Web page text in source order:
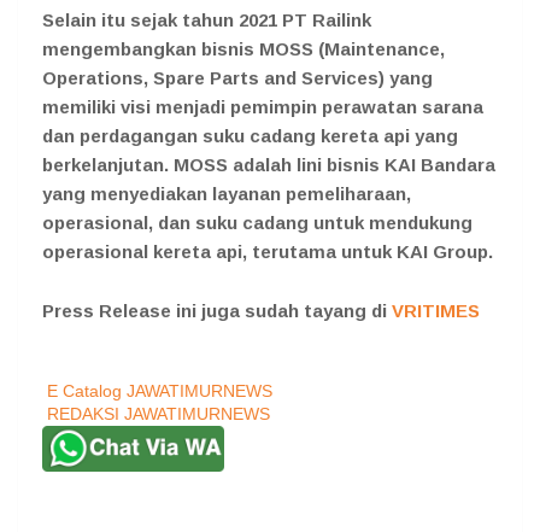
Selain itu sejak tahun 2021 PT Railink
mengembangkan bisnis MOSS (Maintenance,
Operations, Spare Parts and Services) yang
memiliki visi menjadi pemimpin perawatan sarana
dan perdagangan suku cadang kereta api yang
berkelanjutan. MOSS adalah lini bisnis KAI Bandara
yang menyediakan layanan pemeliharaan,
operasional, dan suku cadang untuk mendukung
operasional kereta api, terutama untuk KAI Group.
Press Release ini juga sudah tayang di VRITIMES
E Catalog JAWATIMURNEWS
REDAKSI JAWATIMURNEWS